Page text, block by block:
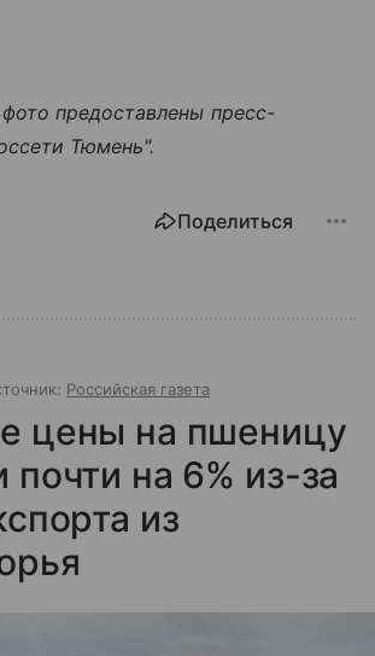
предоставлены пресс-
Тюмень".
Поделиться
Российская газета
цены на пшеницу
почти на 6% из-за
из